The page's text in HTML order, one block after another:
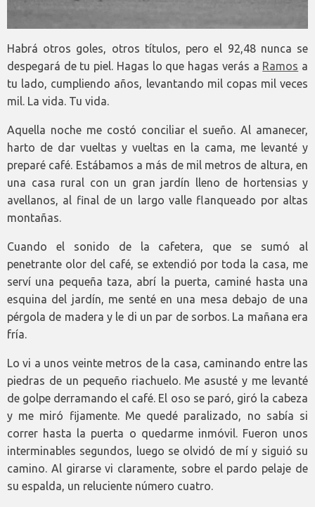
Habrá otros goles, otros títulos, pero el 92,48 nunca se
despegará de tu piel. Hagas lo que hagas verás a Ramos a
tu lado, cumpliendo años, levantando mil copas mil veces
mil. La vida. Tu vida.
Aquella noche me costó conciliar el sueño. Al amanecer,
harto de dar vueltas y vueltas en la cama, me levanté y
preparé café. Estábamos a más de mil metros de altura, en
una casa rural con un gran jardín lleno de hortensias y
avellanos, al final de un largo valle flanqueado por altas
montañas.
Cuando el sonido de la cafetera, que se sumó al
penetrante olor del café, se extendió por toda la casa, me
serví una pequeña taza, abrí la puerta, caminé hasta una
esquina del jardín, me senté en una mesa debajo de una
pérgola de madera y le di un par de sorbos. La mañana era
fría.
Lo vi a unos veinte metros de la casa, caminando entre las
piedras de un pequeño riachuelo. Me asusté y me levanté
de golpe derramando el café. El oso se paró, giró la cabeza
y me miró fijamente. Me quedé paralizado, no sabía si
correr hasta la puerta o quedarme inmóvil. Fueron unos
interminables segundos, luego se olvidó de mí y siguió su
camino. Al girarse vi claramente, sobre el pardo pelaje de
su espalda, un reluciente número cuatro.